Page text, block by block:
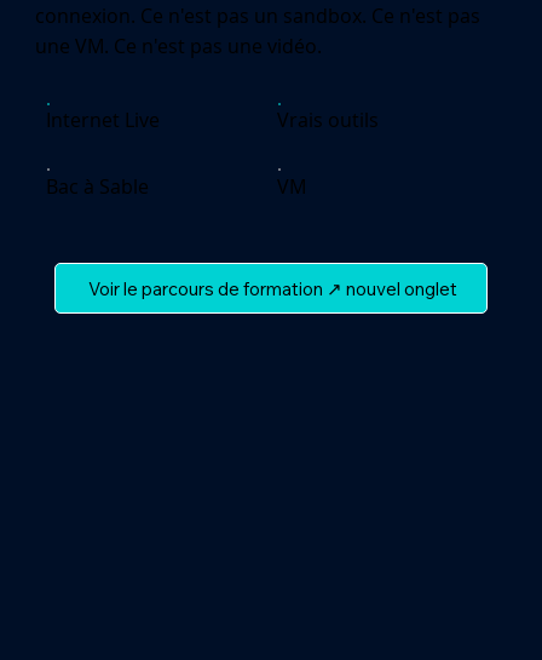
connexion. Ce n'est pas un sandbox. Ce n'est pas
une VM. Ce n'est pas une vidéo.
Internet Live Vrais outils
Bac à Sable VM
Voir le parcours de formation ↗ nouvel onglet